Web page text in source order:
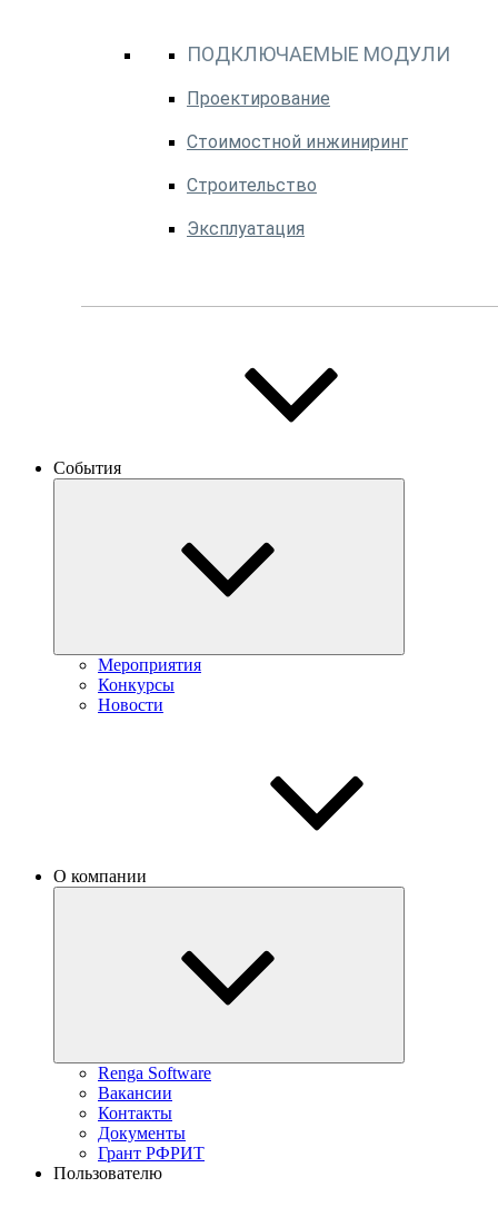
ПОДКЛЮЧАЕМЫЕ МОДУЛИ
Проектирование
Стоимостной инжиниринг
Строительство
Эксплуатация
События
Мероприятия
Конкурсы
Новости
О компании
Renga Software
Вакансии
Контакты
Документы
Грант РФРИТ
Пользователю